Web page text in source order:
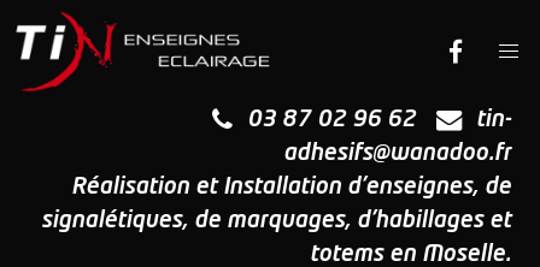
03 87 02 96 62
tin-
adhesifs@wanadoo.fr
Réalisation et Installation d'enseignes, de
signalétiques, de marquages, d'habillages et
totems en Moselle.